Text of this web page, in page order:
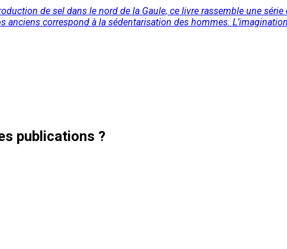
de sel dans le nord de la Gaule, ce livre rassemble une
anciens correspond à la sédentarisation des hommes.
publications ?